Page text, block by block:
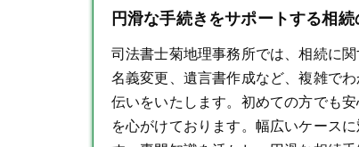
円滑な手続きをサポートする相
司法書士菊地理事務所では、相続に
名義変更、遺言書作成など、複雑で
伝いをいたします。初めての方でも
を心がけております。幅広いケース